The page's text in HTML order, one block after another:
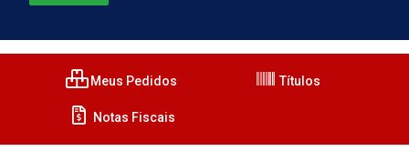
Meus Pedidos Títulos
Notas Fiscais